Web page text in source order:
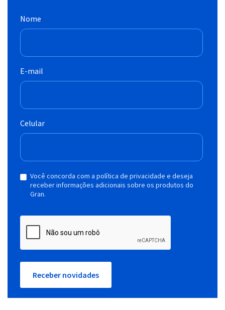
Nome
E-mail
Celular
Você concorda com a política de privacidade e deseja
receber informações adicionais sobre os produtos do
Gran.
Receber novidades